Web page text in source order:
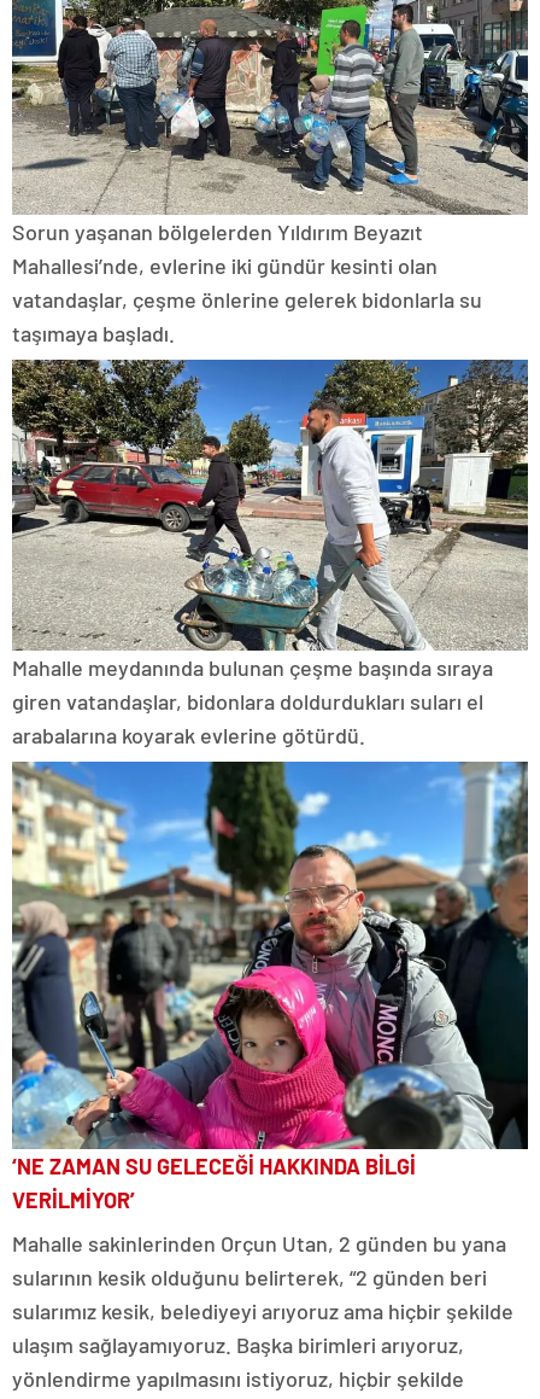
Sorun yaşanan bölgelerden Yıldırım Beyazıt
Mahallesi’nde, evlerine iki gündür kesinti olan
vatandaşlar, çeşme önlerine gelerek bidonlarla su
taşımaya başladı.
Mahalle meydanında bulunan çeşme başında sıraya
giren vatandaşlar, bidonlara doldurdukları suları el
arabalarına koyarak evlerine götürdü.
‘NE ZAMAN SU GELECEĞİ HAKKINDA BİLGİ
VERİLMİYOR’
Mahalle sakinlerinden Orçun Utan, 2 günden bu yana
sularının kesik olduğunu belirterek, “2 günden beri
sularımız kesik, belediyeyi arıyoruz ama hiçbir şekilde
ulaşım sağlayamıyoruz. Başka birimleri arıyoruz,
yönlendirme yapılmasını istiyoruz, hiçbir şekilde